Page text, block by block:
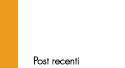
Post recenti